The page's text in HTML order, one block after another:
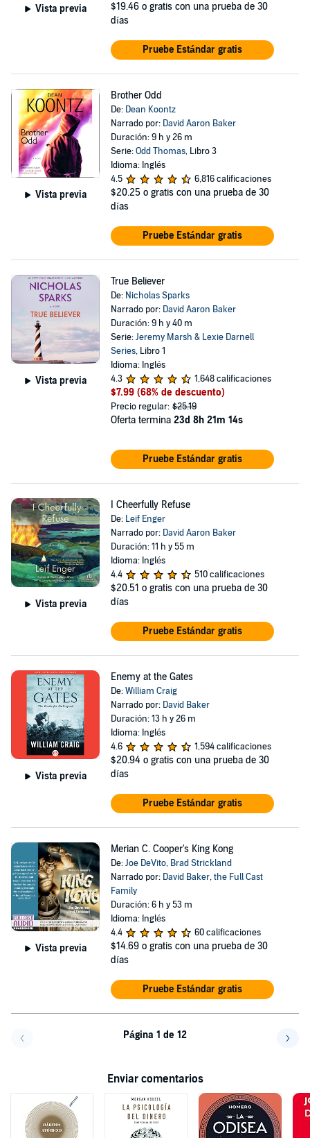
Vista previa $19.46 o gratis con una prueba de 30
días
Pruebe Estándar gratis
Vista previa
Brother Odd
De: Dean Koontz
Narrado por: David Aaron Baker
Duración: 9 h y 26 m
Serie:Odd Thomas, Libro 3
Idioma: Inglés
4.5
6,816 calificaciones
$20.25 o gratis con una prueba de 30
días
Pruebe Estándar gratis
Vista previa
True Believer
De: Nicholas Sparks
Narrado por: David Aaron Baker
Duración: 9 h y 40 m
Serie:Jeremy Marsh & Lexie Darnell
Series, Libro 1
Idioma: Inglés
4.3
1,648 calificaciones
$7.99 (68% de descuento)
Precio regular: $25.19
Oferta termina 23d 8h 21m 13s
Pruebe Estándar gratis
Vista previa
I Cheerfully Refuse
De: Leif Enger
Narrado por: David Aaron Baker
Duración: 11 h y 55 m
Idioma: Inglés
4.4
510 calificaciones
$20.51 o gratis con una prueba de 30
días
Pruebe Estándar gratis
Vista previa
Enemy at the Gates
De:William Craig
Narrado por: David Baker
Duración: 13 h y 26 m
Idioma: Inglés
4.6
1,594 calificaciones
$20.94 o gratis con una prueba de 30
días
Pruebe Estándar gratis
Vista previa
Merian C. Cooper's King Kong
De:Joe DeVito, Brad Strickland
Narrado por: David Baker,the Full Cast
Family
Duración: 6 h y 53 m
Idioma: Inglés
4.4
60 calificaciones
$14.69 o gratis con una prueba de 30
días
Pruebe Estándar gratis
Página 1 de 12
Enviar comentarios